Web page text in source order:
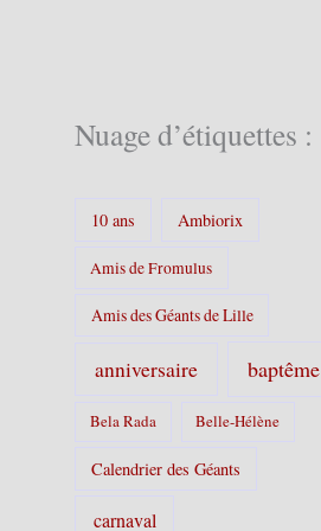
Nuage d’étiquettes :
10 ans Ambiorix
Amis de Fromulus
Amis des Géants de Lille
anniversaire baptême
Bela Rada Belle-Hélène
Calendrier des Géants
carnaval